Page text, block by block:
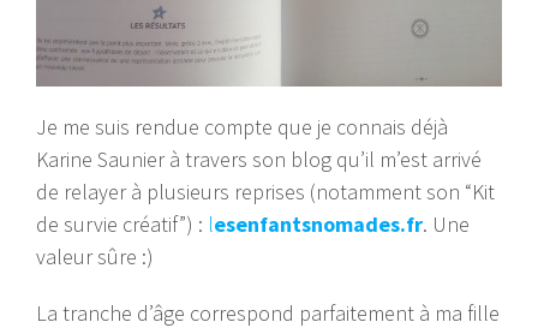
Je me suis rendue compte que je connais déjà
Karine Saunier à travers son blog qu’il m’est arrivé
de relayer à plusieurs reprises (notamment son “Kit
de survie créatif”) : lesenfantsnomades.fr. Une
valeur sûre :)
La tranche d’âge correspond parfaitement à ma fille